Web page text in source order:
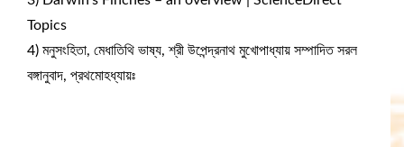
Topics
4) মনুসংহিতা, মেধাতিথি ভাষ্য, শ্রী উপেন্দ্রনাথ মুখোপাধ্যায় সম্পাদিত সরল
বঙ্গানুবাদ, প্রথমোহধ্যায়ঃ